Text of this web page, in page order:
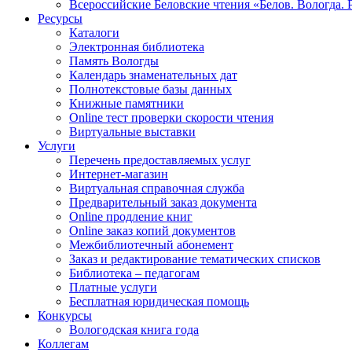
Всероссийские Беловские чтения «Белов. Вологда.
Ресурсы
Каталоги
Электронная библиотека
Память Вологды
Календарь знаменательных дат
Полнотекстовые базы данных
Книжные памятники
Online тест проверки скорости чтения
Виртуальные выставки
Услуги
Перечень предоставляемых услуг
Интернет-магазин
Виртуальная справочная служба
Предварительный заказ документа
Online продление книг
Online заказ копий документов
Межбиблиотечный абонемент
Заказ и редактирование тематических списков
Библиотека – педагогам
Платные услуги
Бесплатная юридическая помощь
Конкурсы
Вологодская книга года
Коллегам